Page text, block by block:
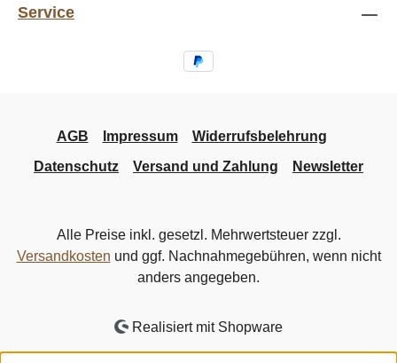
Service
AGB Impressum
Widerrufsbelehrung
Datenschutz
Versand und Zahlung Newsletter
Alle Preise inkl. gesetzl. Mehrwertsteuer zzgl.
Versandkosten und ggf. Nachnahmegebühren, wenn nicht
anders angegeben.
Realisiert mit Shopware